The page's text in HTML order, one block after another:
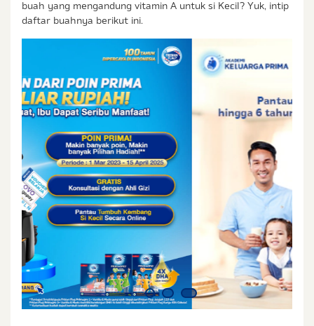
buah yang mengandung vitamin A untuk si Kecil? Yuk, intip
daftar buahnya berikut ini.